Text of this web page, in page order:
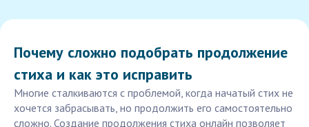
Почему сложно подобрать продолжение
стиха и как это исправить
Многие сталкиваются с проблемой, когда начатый стих не
хочется забрасывать, но продолжить его самостоятельно
сложно. Создание продолжения стиха онлайн позволяет